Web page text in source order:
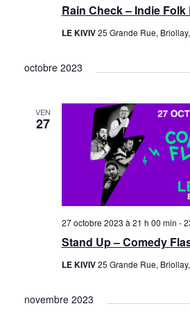
Rain Check – Indie Folk
LE KIVIV25 Grande Rue,
octobre 2023
VEN
27
Stand Up – Comedy
27 octobre 2023 à 21 h 00 min -
LE KIVIV25 Grande Rue,
novembre 2023